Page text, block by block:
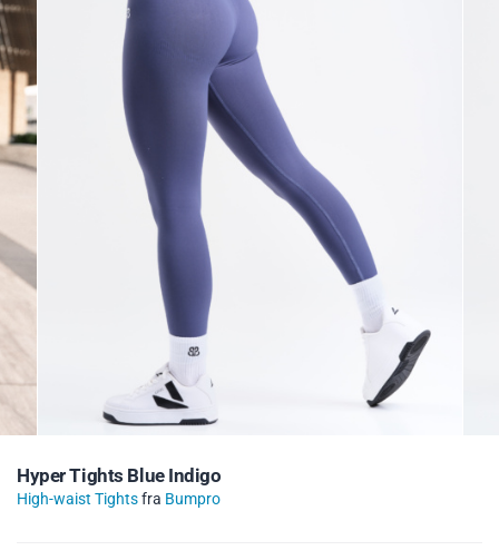
Hyper Tights Blue Indigo
High-waist Tightsfra Bumpro